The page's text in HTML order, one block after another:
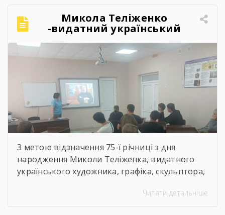
Микола Теліженко
-видатний український
художник, графік,
скульптор, майстер
декоративно-ужиткового
мистецтва
З метою відзначення 75-ї річниці з дня
народження Миколи Теліженка, видатного
українського художника, графіка, скульптора,
мистецтва, члена Національної спілкиЧитати детальніше